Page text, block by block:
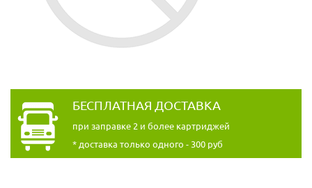
БЕСПЛАТНАЯ ДОСТАВКА
при заправке 2 и более картриджей
* доставка только одного - 300 руб